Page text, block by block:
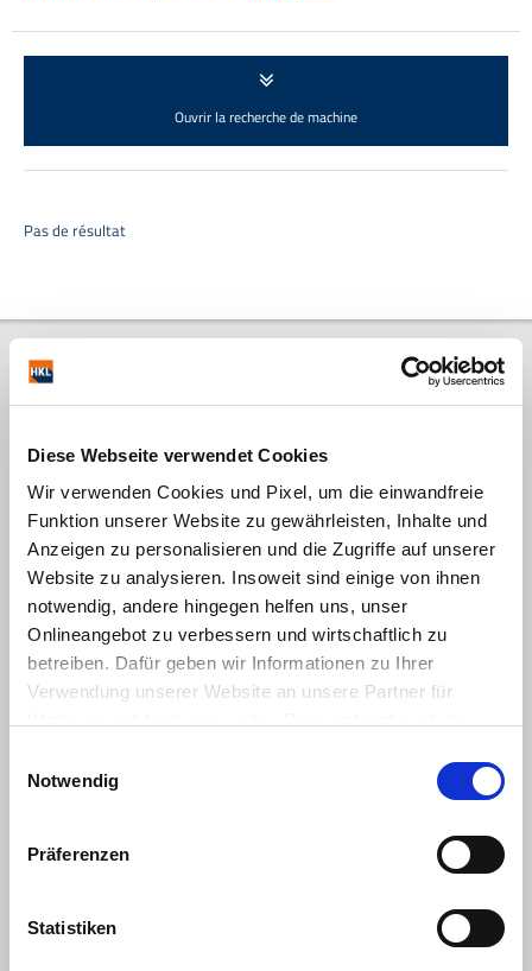
Diese Webseite verwendet Cookies
Wir verwenden Cookies und Pixel, um die einwandfreie
Funktion unserer Website zu gewährleisten, Inhalte und
Anzeigen zu personalisieren und die Zugriffe auf unserer
Website zu analysieren. Insoweit sind einige von ihnen
notwendig, andere hingegen helfen uns, unser
Onlineangebot zu verbessern und wirtschaftlich zu
betreiben. Dafür geben wir Informationen zu Ihrer
Verwendung unserer Website an unsere Partner für
(Google LLC/ USA) führt diese Informationen
möglicherweise mit weiteren Daten zusammen, die Sie
persönlichen Accounts) oder welche Sie im Rahmen Ihrer
Nutzungsdaten anderer Geräte). Ihre Einwilligung
umfasst auch ggf. zu den beschriebenen Zwecken eine
Notwendig
Präferenzen
Statistiken
Ouvrir la recherche de machine
Pas de résultat
HKL Centre de machines
d’occasion
HKL Center Dortmund
Contact